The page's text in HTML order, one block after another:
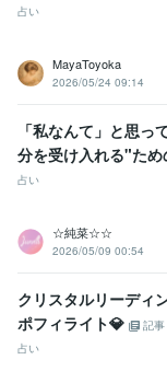
占い
MayaToyoka
2026/05/24 09:14
「私なんて」と思
分を受け入れる"た
占い
☆純菜☆☆
2026/05/09 00:54
クリスタルリーディ
ポフィライト💎
記事
占い